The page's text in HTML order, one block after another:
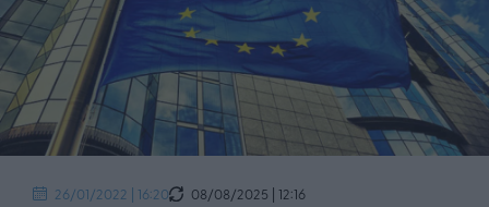
26/01/2022 | 16:20
08/08/2025 | 12:16